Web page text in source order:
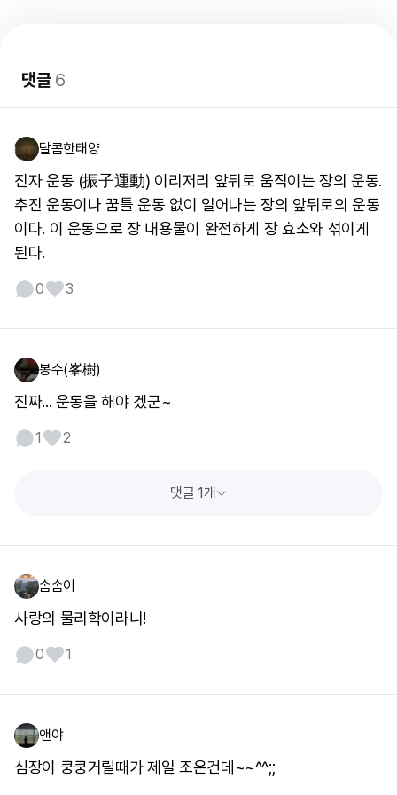
댓글6
달콤한태양
진자 운동 (振子運動) 이리저리 앞뒤로 움직이는 장의 운동.
추진 운동이나 꿈틀 운동 없이 일어나는 장의 앞뒤로의 운동
이다. 이 운동으로 장 내용물이 완전하게 장 효소와 섞이게
된다.
0 3
봉수(峯樹)
진짜... 운동을 해야 겠군~
1 2
댓글 1개
솜솜이
사랑의 물리학이라니!
0 1
앤야
심장이 쿵쿵거릴때가 제일 조은건데~~^^;;